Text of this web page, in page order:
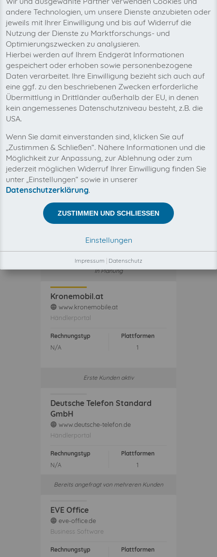
Rechnungstyp
N/A
Plattformen
1
Bereits angefragt von mehreren Kunden
VOIPSTUDIO
voipstudio.de
Business Software
N/A
1
In Planung
fixschalten
Business Software
In Planung
Kronemobil.at
web www.kronemobile.at
Händlerportal
Rechnungstyp
N/A
Plattformen
1
Erste Kunden aktiv
Deutsche Telefon Standard
GmbH
web www.deutsche-telefon.de
Händlerportal
Rechnungstyp
N/A
Plattformen
1
Bereits angefragt von mehreren Kunden
EVE Office
web eve-office.de
Business Software
Rechnungstyp
Plattformen
andere Technologien, um unsere Dienste anzubieten oder
jeweils mit Ihrer Einwilligung und bis auf Widerruf die
Nutzung der Dienste zu Marktforschungs- und
Optimierungszwecken zu analysieren.
Hierbei werden auf Ihrem Endgerät Informationen
gespeichert oder erhoben sowie personenbezogene
Daten verarbeitet. Ihre Einwilligung bezieht sich auch auf
eine ggf. zu den beschriebenen Zwecken erforderliche
Übermittlung in Drittländer außerhalb der EU, in denen
kein angemessenes Datenschutzniveau besteht, z.B. die
USA.
Wenn Sie damit einverstanden sind, klicken Sie auf
„Zustimmen & Schließen“. Nähere Informationen und die
Möglichkeit zur Anpassung, zur Ablehnung oder zum
jederzeit möglichen Widerruf Ihrer Einwilligung finden Sie
unter „Einstellungen“ sowie in unserer
Datenschutzerklärung.
ZUSTIMMEN UND SCHLIESSEN
Einstellungen
Impressum | Datenschutz